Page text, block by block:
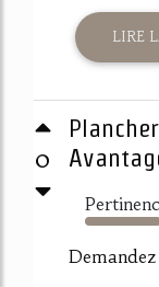
LIRE
0
3799%